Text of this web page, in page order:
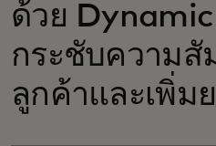
ด้วย Dynamic
กระชับความ
ลูกค้าและเพิ่ม